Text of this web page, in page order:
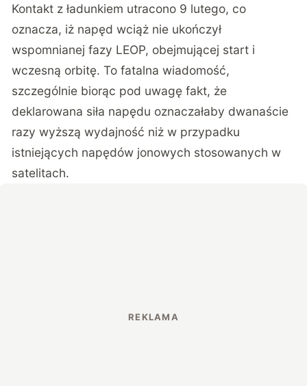
Kontakt z ładunkiem utracono 9 lutego, co
oznacza, iż napęd wciąż nie ukończył
wspomnianej fazy LEOP, obejmującej start i
wczesną orbitę. To fatalna wiadomość,
szczególnie biorąc pod uwagę fakt, że
deklarowana siła napędu oznaczałaby dwanaście
razy wyższą wydajność niż w przypadku
istniejących napędów jonowych stosowanych w
satelitach.